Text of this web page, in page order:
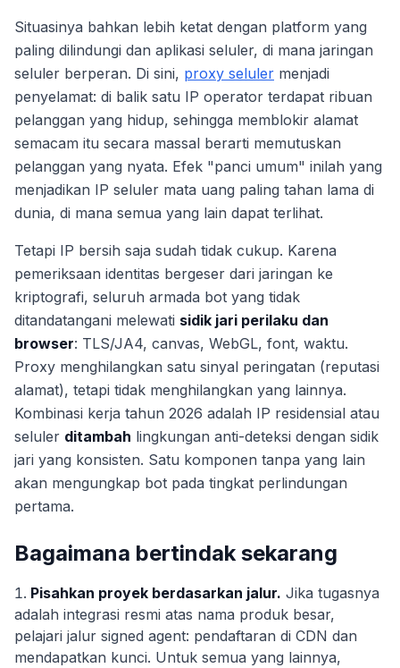
Situasinya bahkan lebih ketat dengan platform yang
paling dilindungi dan aplikasi seluler, di mana jaringan
seluler berperan. Di sini, proxy seluler menjadi
penyelamat: di balik satu IP operator terdapat ribuan
pelanggan yang hidup, sehingga memblokir alamat
semacam itu secara massal berarti memutuskan
pelanggan yang nyata. Efek "panci umum" inilah yang
menjadikan IP seluler mata uang paling tahan lama di
dunia, di mana semua yang lain dapat terlihat.
Tetapi IP bersih saja sudah tidak cukup. Karena
pemeriksaan identitas bergeser dari jaringan ke
kriptografi, seluruh armada bot yang tidak
ditandatangani melewati sidik jari perilaku dan
browser: TLS/JA4, canvas, WebGL, font, waktu.
Proxy menghilangkan satu sinyal peringatan (reputasi
alamat), tetapi tidak menghilangkan yang lainnya.
Kombinasi kerja tahun 2026 adalah IP residensial atau
seluler ditambah lingkungan anti-deteksi dengan sidik
jari yang konsisten. Satu komponen tanpa yang lain
akan mengungkap bot pada tingkat perlindungan
pertama.
Bagaimana bertindak sekarang
Pisahkan proyek berdasarkan jalur. Jika tugasnya
adalah integrasi resmi atas nama produk besar,
pelajari jalur signed agent: pendaftaran di CDN dan
mendapatkan kunci. Untuk semua yang lainnya,